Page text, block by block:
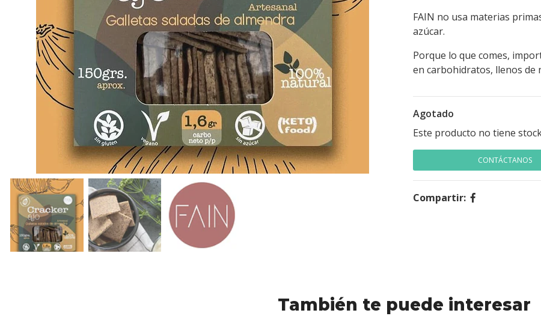
FAIN no usa materias
azúcar.
Porque lo que comes,
en carbohidratos, llenos de
Agotado
Este producto no tiene
CONTÁCTANOS
Compartir:
También te puede interesar